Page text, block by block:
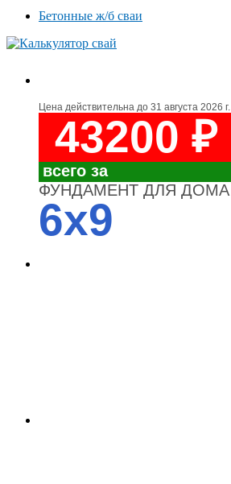
Бетонные ж/б сваи
Цена действительна до 31 августа 2026 г.
43200 ₽
всего за
ФУНДАМЕНТ ДЛЯ ДОМА
6x9